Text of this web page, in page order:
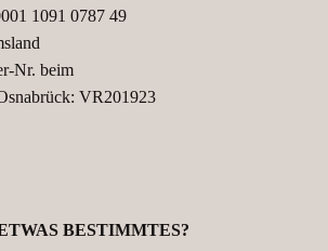
1091 0787 49
Nr. beim
VR201923
BESTIMMTES?